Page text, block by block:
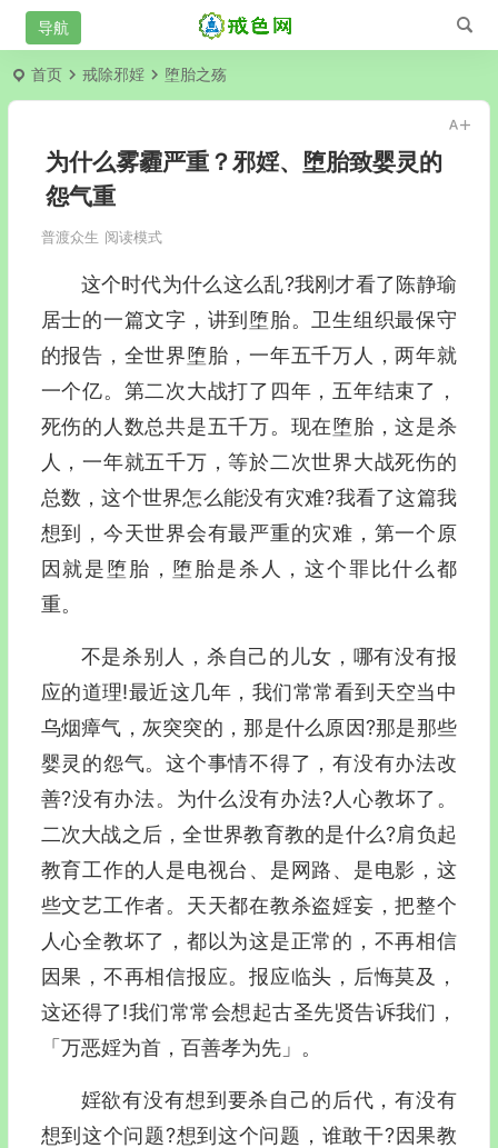
首页 戒除邪婬 堕胎之殇
为什么雾霾严重？邪婬、堕胎致婴灵的
怨气重
普渡众生 阅读模式
这个时代为什么这么乱?我刚才看了陈静瑜
居士的一篇文字，讲到堕胎。卫生组织最保守
的报告，全世界堕胎，一年五千万人，两年就
一个亿。第二次大战打了四年，五年结束了，
死伤的人数总共是五千万。现在堕胎，这是杀
人，一年就五千万，等於二次世界大战死伤的
总数，这个世界怎么能没有灾难?我看了这篇我
想到，今天世界会有最严重的灾难，第一个原
因就是堕胎，堕胎是杀人，这个罪比什么都
重。
不是杀别人，杀自己的儿女，哪有没有报
应的道理!最近这几年，我们常常看到天空当中
乌烟瘴气，灰突突的，那是什么原因?那是那些
婴灵的怨气。这个事情不得了，有没有办法改
善?没有办法。为什么没有办法?人心教坏了。
二次大战之后，全世界教育教的是什么?肩负起
教育工作的人是电视台、是网路、是电影，这
些文艺工作者。天天都在教杀盗婬妄，把整个
人心全教坏了，都以为这是正常的，不再相信
因果，不再相信报应。报应临头，后悔莫及，
这还得了!我们常常会想起古圣先贤告诉我们，
「万恶婬为首，百善孝为先」。
婬欲有没有想到要杀自己的后代，有没有
想到这个问题?想到这个问题，谁敢干?因果教